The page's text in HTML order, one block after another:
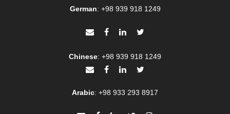
German: +98 939 918 1249
Chinese: +98 939 918 1249
Arabic: +98 933 293 8917